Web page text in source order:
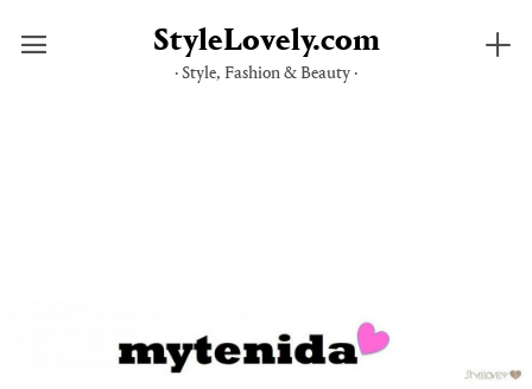
StyleLovely.com
· Style, Fashion & Beauty ·